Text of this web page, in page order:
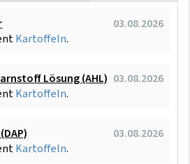
03.08.2026
Kartoffeln.
Lösung (AHL) 03.08.2026
Kartoffeln.
03.08.2026
Kartoffeln.